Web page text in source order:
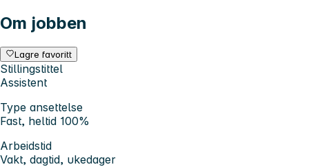
Om jobben
Lagre favoritt
Stillingstittel
Assistent
Type ansettelse
Fast, heltid 100%
Arbeidstid
Vakt, dagtid, ukedager